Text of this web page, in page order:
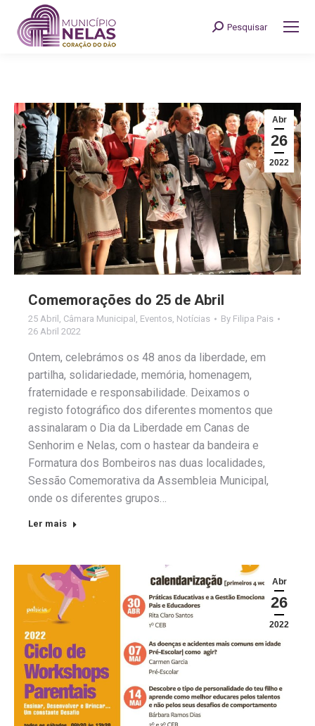
Search:
Pesquisar
Abr
26
2022
Comemorações do 25 de Abril
25 Abril , Câmara Municipal , Eventos, Notícias By Filipa Pais
26 Abril 2022
Ontem, celebrámos os 48 anos da liberdade, em
partilha, solidariedade, memória, homenagem,
fraternidade e responsabilidade. Deixamos o
registo fotográfico dos diferentes momentos que
assinalaram o Dia da Liberdade em Canas de
Senhorim e Nelas, com o hastear da bandeira e
Formatura dos Bombeiros nas duas localidades,
Sessão Comemorativa da Assembleia Municipal,
onde os diferentes grupos…
Ler mais
Abr
26
2022